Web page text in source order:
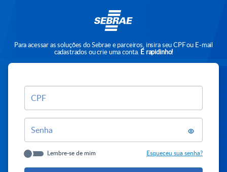
Para acessar as soluções do Sebrae e parceiros, insira seu CPF ou E-mail
cadastrados ou crie uma conta. É rapidinho!
CPF
Senha
Lembre-se de mim Esqueceu sua senha?